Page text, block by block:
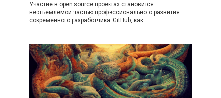
Участие в open source проектах становится
неотъемлемой частью профессионального развития
современного разработчика. GitHub, как